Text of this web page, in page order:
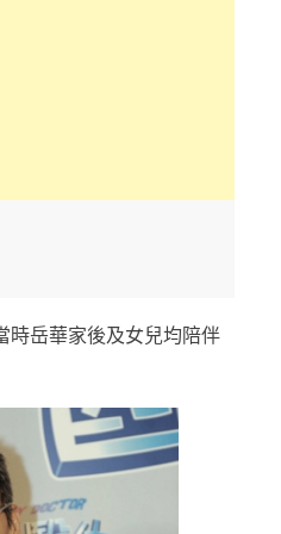
時岳華家後及女兒均陪伴